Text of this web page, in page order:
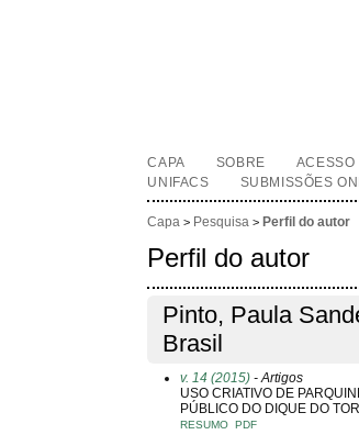
CAPA SOBRE ACESSO
UNIFACS
SUBMISSÕES
Capa > Pesquisa > Perfil do autor
Perfil do autor
Pinto, Paula
Brasil
v. 14 (2015) - Artigos
USO CRIATIVO DE
PÚBLICO DO DIQUE DO
RESUMO PDF